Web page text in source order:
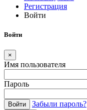
Регистрация
Войти
Войти
×
Имя пользователя
Пароль
Войти Забыли пароль?